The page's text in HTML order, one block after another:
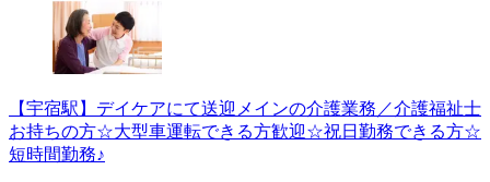
【宇宿駅】デイケアにて送迎メインの介護業務／介護福祉士
お持ちの方☆大型車運転できる方歓迎☆祝日勤務できる方☆
短時間勤務♪